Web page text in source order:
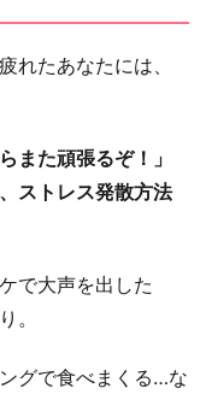
れたあなたには、
また頑張るぞ！」
ストレス発散方法
で大声を出した
。
グで食べまくる…な